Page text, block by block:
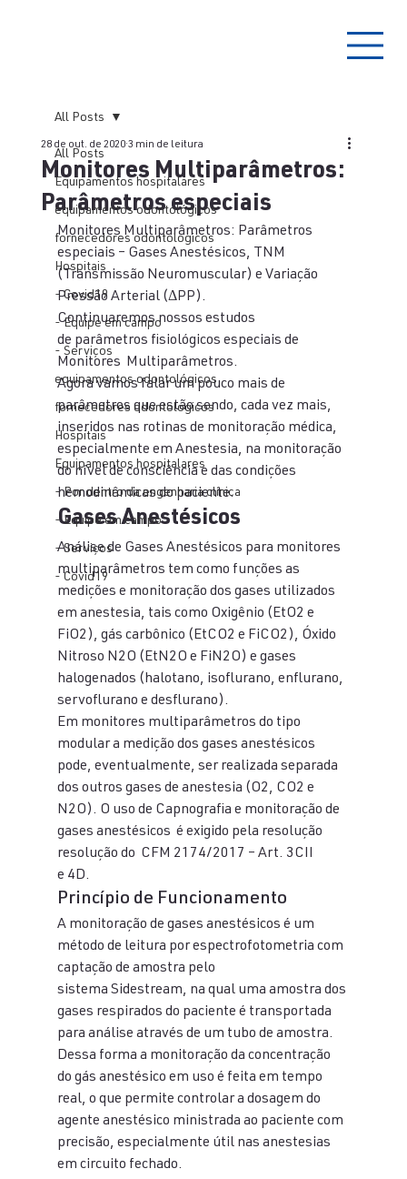
All Posts
Equipamentos hospitalares
equipamentos odontológicos
fornecedores odontologicos
Hospitais
- Covid19
- Equipe em campo
- Serviços
equipamentos odontológicos
fornecedores odontologicos
Hospitais
Equipamentos hospitalares
- Por dentro da engenharia clínica
- Equipe em campo
- Serviços
- Covid19
All Posts
Monitores Multiparâmetros:
Parâmetros especiais
28 de out. de 2020 3 min de leitura
Monitores Multiparâmetros: Parâmetros
especiais – Gases Anestésicos, TNM
(Transmissão Neuromuscular) e Variação
Pressão Arterial (ΔPP).
Continuaremos nossos estudos
de parâmetros fisiológicos especiais de
Monitores  Multiparâmetros.
Agora vamos falar um pouco mais de
parâmetros que estão sendo, cada vez mais,
inseridos nas rotinas de monitoração médica,
especialmente em Anestesia, na monitoração
do nível de consciência e das condições
hemodinâmicas do paciente.
Gases Anestésicos
Análise de Gases Anestésicos para monitores
multiparâmetros tem como funções as
medições e monitoração dos gases utilizados
em anestesia, tais como Oxigênio (EtO2 e
FiO2), gás carbônico (EtCO2 e FiCO2), Óxido
Nitroso N2O (EtN2O e FiN2O) e gases
halogenados (halotano, isoflurano, enflurano,
servoflurano e desflurano).
Em monitores multiparâmetros do tipo
modular a medição dos gases anestésicos
pode, eventualmente, ser realizada separada
dos outros gases de anestesia (O2, CO2 e
N2O). O uso de Capnografia e monitoração de
gases anestésicos  é exigido pela resolução
resolução do  CFM 2174/2017 – Art. 3CII
e 4D.
Princípio de Funcionamento
A monitoração de gases anestésicos é um
método de leitura por espectrofotometria com
captação de amostra pelo
sistema Sidestream, na qual uma amostra dos
gases respirados do paciente é transportada
para análise através de um tubo de amostra.
Dessa forma a monitoração da concentração
do gás anestésico em uso é feita em tempo
real, o que permite controlar a dosagem do
agente anestésico ministrada ao paciente com
precisão, especialmente útil nas anestesias
em circuito fechado.